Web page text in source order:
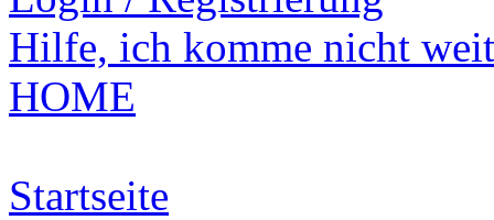
Hilfe, ich komme nicht
HOME
Startseite